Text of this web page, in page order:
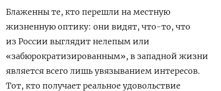
Блаженны те, кто перешли на местную
жизненную оптику: они видят, что-то, что
из России выглядит нелепым или
«забюрократизированным», в западной жизни
является всего лишь увязыванием интересов.
Тот, кто получает реальное удовольствие